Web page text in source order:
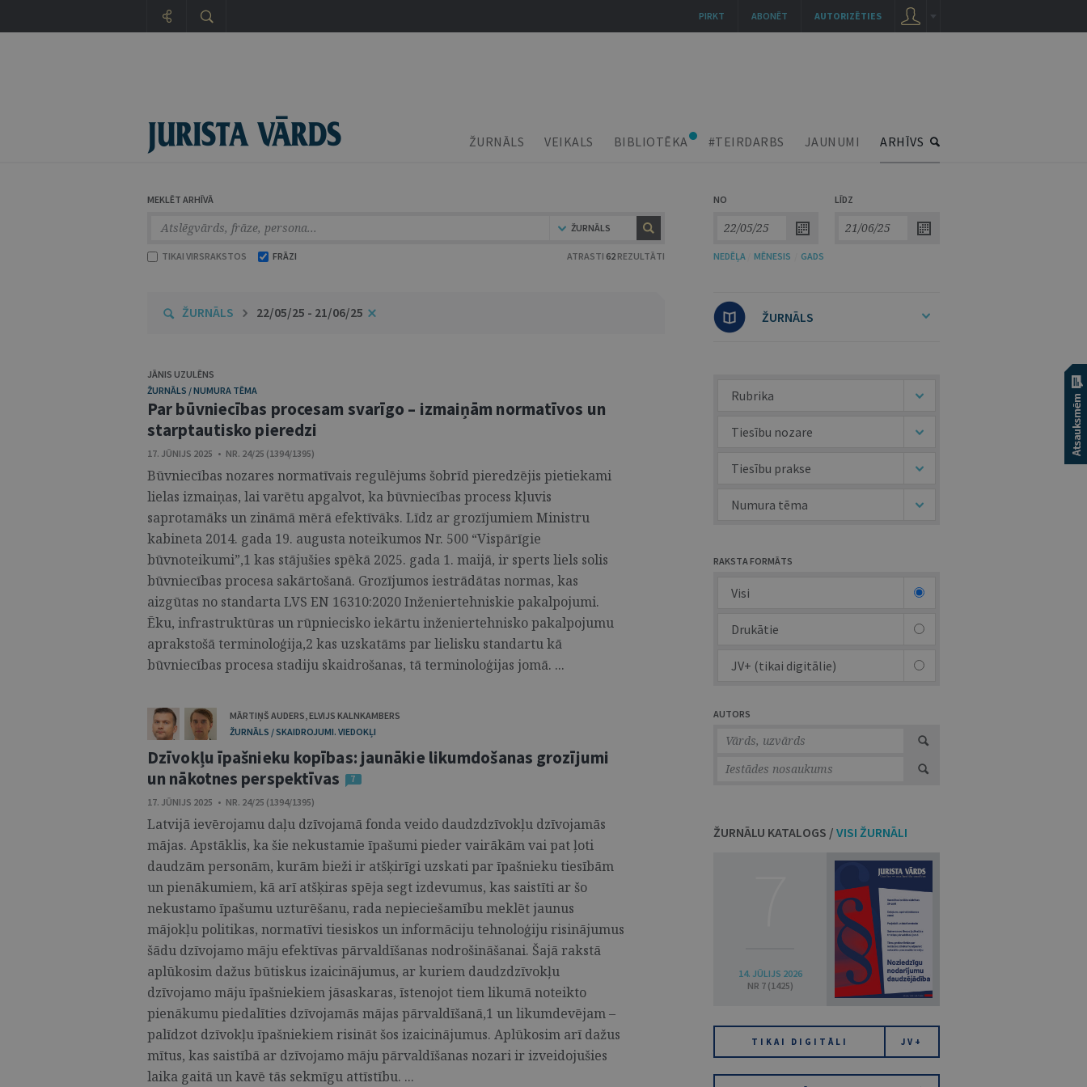
ŽURNĀLS VEIKALS BIBLIOTĒKA #TEIRDARBS JAUNUMI ARHĪVS
MEKLĒT ARHĪVĀ
ŽURNĀLS
TIKAI VIRSRAKSTOS FRĀZI ATRASTI 62 REZULTĀTI
NO LĪDZ
NEDĒĻA MĒNESIS GADS
ŽURNĀLS 22/05/25 - 21/06/25
JĀNIS UZULĒNS
ŽURNĀLS / NUMURA TĒMA
Par būvniecības procesam svarīgo – izmaiņām normatīvos un
starptautisko pieredzi
17. JŪNIJS 2025 • NR. 24/25 (1394/1395)
Būvniecības nozares normatīvais regulējums šobrīd pieredzējis pietiekami
lielas izmaiņas, lai varētu apgalvot, ka būvniecības process kļuvis
saprotamāks un zināmā mērā efektīvāks. Līdz ar grozījumiem Ministru
kabineta 2014. gada 19. augusta noteikumos Nr. 500 “Vispārīgie
būvnoteikumi”,1 kas stājušies spēkā 2025. gada 1. maijā, ir sperts liels solis
būvniecības procesa sakārtošanā. Grozījumos iestrādātas normas, kas
aizgūtas no standarta LVS EN 16310:2020 Inženiertehniskie pakalpojumi.
Ēku, infrastruktūras un rūpniecisko iekārtu inženiertehnisko pakalpojumu
aprakstošā terminoloģija,2 kas uzskatāms par lielisku standartu kā
būvniecības procesa stadiju skaidrošanas, tā terminoloģijas jomā. ...
MĀRTIŅŠ AUDERS,ELVIJS KALNKAMBERS
ŽURNĀLS / SKAIDROJUMI. VIEDOKĻI
Dzīvokļu īpašnieku kopības: jaunākie likumdošanas grozījumi
un nākotnes perspektīvas
7
17. JŪNIJS 2025 • NR. 24/25 (1394/1395)
Latvijā ievērojamu daļu dzīvojamā fonda veido daudzdzīvokļu dzīvojamās
mājas. Apstāklis, ka šie nekustamie īpašumi pieder vairākām vai pat ļoti
daudzām personām, kurām bieži ir atšķirīgi uzskati par īpašnieku tiesībām
un pienākumiem, kā arī atšķiras spēja segt izdevumus, kas saistīti ar šo
nekustamo īpašumu uzturēšanu, rada nepieciešamību meklēt jaunus
mājokļu politikas, normatīvi tiesiskos un informāciju tehnoloģiju risinājumus
šādu dzīvojamo māju efektīvas pārvaldīšanas nodrošināšanai. Šajā rakstā
aplūkosim dažus būtiskus izaicinājumus, ar kuriem daudzdzīvokļu
dzīvojamo māju īpašniekiem jāsaskaras, īstenojot tiem likumā noteikto
pienākumu piedalīties dzīvojamās mājas pārvaldīšanā,1 un likumdevējam –
palīdzot dzīvokļu īpašniekiem risināt šos izaicinājumus. Aplūkosim arī dažus
mītus, kas saistībā ar dzīvojamo māju pārvaldīšanas nozari ir izveidojušies
laika gaitā un kavē tās sekmīgu attīstību. ...
ŽURNĀLS
Rubrika
Tiesību nozare
Tiesību prakse
Numura tēma
RAKSTA FORMĀTS
Visi
Drukātie
JV+ (tikai digitālie)
AUTORS
ŽURNĀLU KATALOGS / VISI ŽURNĀLI
14. JŪLIJS 2026
NR 7 (1425)
TIKAI DIGITĀLI JV+
AUTORIZĒTIES
ABONĒT
PIRKT